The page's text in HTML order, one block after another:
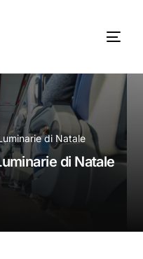
di Natale
di Natale